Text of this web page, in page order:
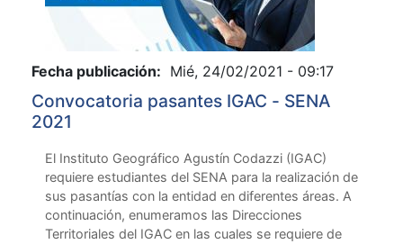
Fecha publicación: Mié, 24/02/2021 - 09:17
Convocatoria pasantes IGAC - SENA
2021
El Instituto Geográfico Agustín Codazzi (IGAC)
requiere estudiantes del SENA para la realización de
sus pasantías con la entidad en diferentes áreas. A
continuación, enumeramos las Direcciones
Territoriales del IGAC en las cuales se requiere de